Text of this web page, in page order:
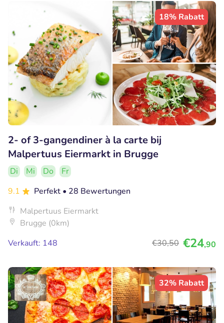
18% Rabatt
2- of 3-gangendiner à la carte bij
Malpertuus Eiermarkt in Brugge
Di Mi Do
Fr
9.1
Perfekt • 28 Bewertungen
Malpertuus Eiermarkt
Brugge (0km)
Verkauft: 148
€30,50 €24,90
32% Rabatt